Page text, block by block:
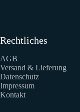
Rechtliches
AGB
Versand & Lieferung
Datenschutz
Impressum
Kontakt